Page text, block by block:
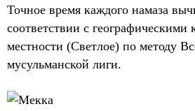
Точное время каждого намаза
соответствии с географическими
местности (Светлое) по методу
мусульманской лиги.